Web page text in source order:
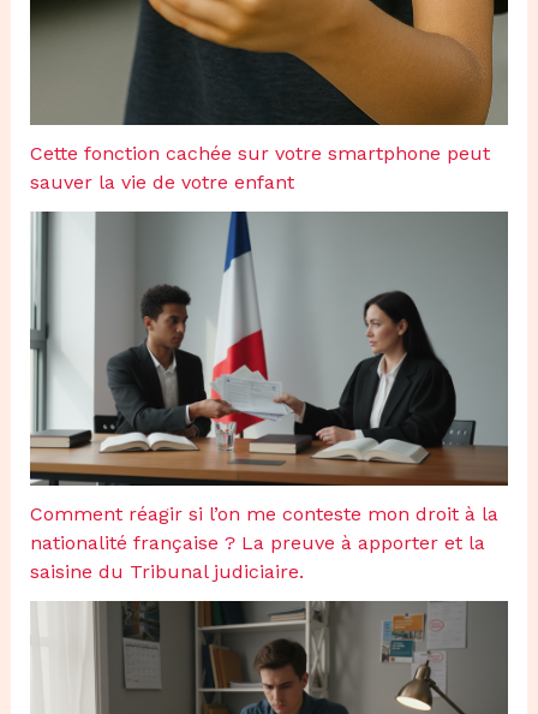
Cette fonction cachée sur votre smartphone peut
sauver la vie de votre enfant
Comment réagir si l’on me conteste mon droit à la
nationalité française ? La preuve à apporter et la
saisine du Tribunal judiciaire.